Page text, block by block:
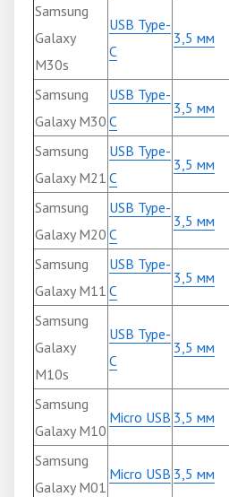
Samsung
Galaxy
M30s
USB Type-
C
3,5 мм
Samsung
Galaxy M30
USB Type-
C
3,5 мм
Samsung
Galaxy M21
USB Type-
C
3,5 мм
Samsung
Galaxy M20
USB Type-
C
3,5 мм
Samsung
Galaxy M11
USB Type-
C
3,5 мм
Samsung
Galaxy
M10s
USB Type-
C
3,5 мм
Samsung
Galaxy M10
Micro USB 3,5 мм
Samsung
Galaxy M01
Micro USB 3,5 мм